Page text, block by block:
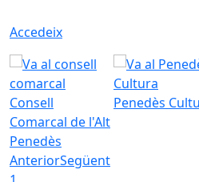
Accedeix
Consell
Comarcal de l'Alt
Penedès
Penedès
AnteriorSegüent